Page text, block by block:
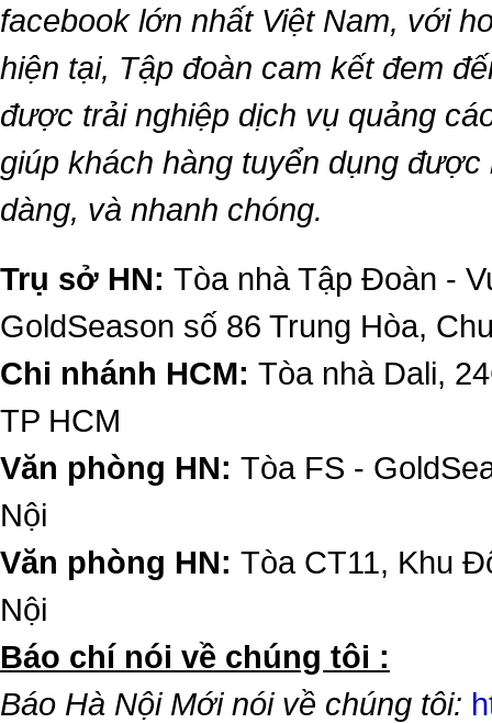
facebook lớn nhất Việt Nam, với
hiện tại, Tập đoàn cam kết đem
được trải nghiệp dịch vụ quảng
giúp khách hàng tuyển dụng
dàng, và nhanh chóng.
Trụ sở HN: Tòa nhà Tập Đoàn -
GoldSeason số 86 Trung Hòa,
Chi nhánh HCM: Tòa nhà Dali,
TP HCM
Văn phòng HN: Tòa FS -
Nội
Văn phòng HN: Tòa CT11, Khu
Nội
​Báo chí nói về chúng tôi :
Báo Hà Nội Mới nói về chúng tôi: